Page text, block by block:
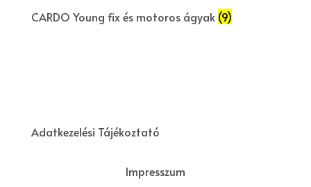
CARDO Young fix és motoros ágyak (9)
Adatkezelési Tájékoztató
Impresszum